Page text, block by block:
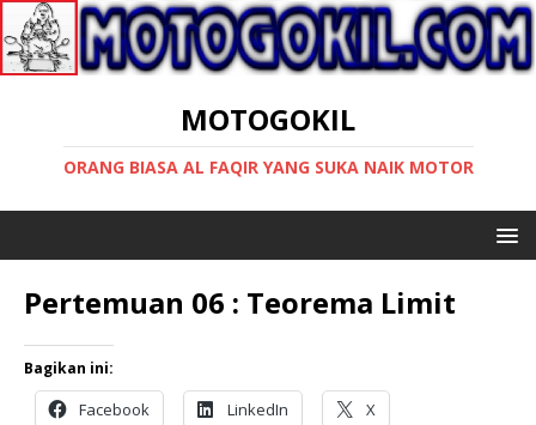
MOTOGOKIL
ORANG BIASA AL FAQIR YANG SUKA NAIK MOTOR
Pertemuan 06 : Teorema Limit
Bagikan ini:
Facebook LinkedIn X